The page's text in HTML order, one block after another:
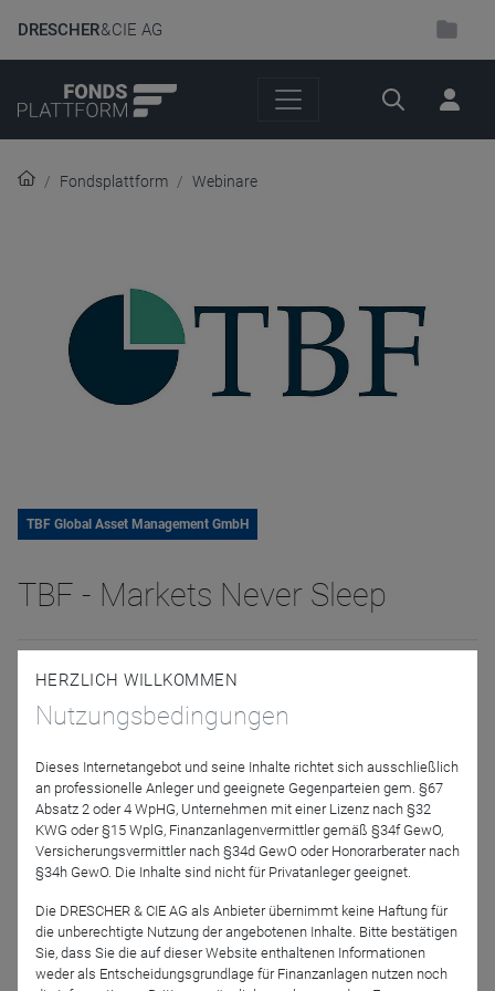
DRESCHER& CIE AG
Suche
Fondsplattform Webinare
TBF Global Asset Management GmbH
TBF - Markets Never Sleep
08. April 2024 | 14:00 Uhr
Jetzt für das Partner-Webinar anmelden
HERZLICH WILLKOMMEN
Nutzungsbedingungen
Dieses Internetangebot und seine Inhalte richtet sich ausschließlich
an professionelle Anleger und geeignete Gegenparteien gem. §67
Absatz 2 oder 4 WpHG, Unternehmen mit einer Lizenz nach §32
KWG oder §15 WplG, Finanzanlagenvermittler gemäß §34f GewO,
Versicherungsvermittler nach §34d GewO oder Honorarberater nach
§34h GewO. Die Inhalte sind nicht für Privatanleger geeignet.
Die DRESCHER & CIE AG als Anbieter übernimmt keine Haftung für
die unberechtigte Nutzung der angebotenen Inhalte. Bitte bestätigen
Sie, dass Sie die auf dieser Website enthaltenen Informationen
weder als Entscheidungsgrundlage für Finanzanlagen nutzen noch